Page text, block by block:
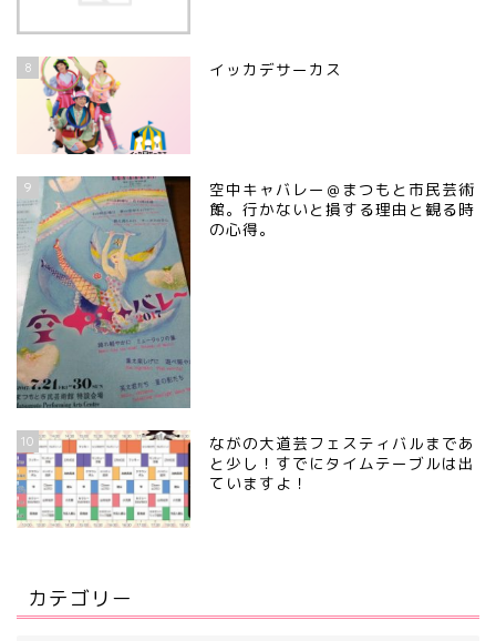
8 イッカデサーカス
9
空中キャバレー＠まつもと市民芸術
館。行かないと損する理由と観る時
の心得。
10
ながの大道芸フェスティバルまであ
と少し！すでにタイムテーブルは出
ていますよ！
カテゴリー